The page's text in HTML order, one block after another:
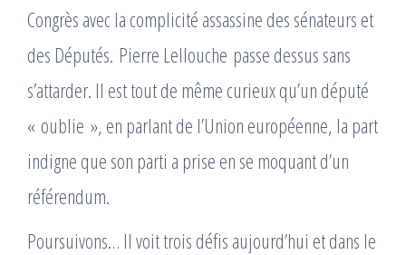
Congrès avec la complicité assassine des sénateurs et
des Députés. Pierre Lellouche passe dessus sans
s’attarder. Il est tout de même curieux qu’un député
« oublie », en parlant de l’Union européenne, la part
indigne que son parti a prise en se moquant d’un
référendum.
Poursuivons… Il voit trois défis aujourd’hui et dans le